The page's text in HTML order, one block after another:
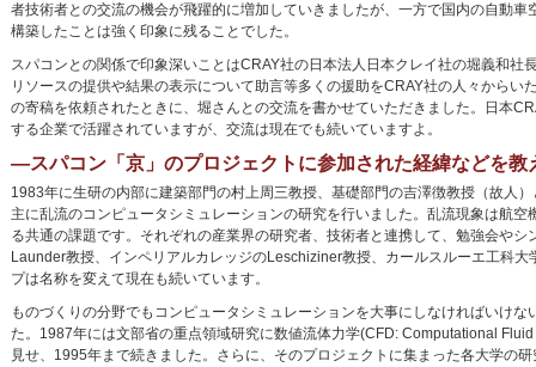
者技術者との交流の機会が飛躍的に増加していきましたが、一方で国内の自動
構築したことは強く印象に残ることでした。
スパコンとの関係で印象深いことはCRAY社の日本法人日本クレイ社の堀義和
リソースの提供や結果の表示について助言等多くの援助をCRAY社の人々から
の寄稿を依頼されたときに、堀さんとの交流を書かせていただきました。日本
する企業で活躍されていますが、交流は現在でも続いていますよ。
―スパコン「京」のプロジェクトに参加された経緯などを教
1983年に生研の内部に建築部門の村上周三教授、基礎部門の吉澤徴教授（故人
主に乱流のコンピュータシミュレーションの研究を行いました。乱流現象は航
る共通の課題です。それぞれの産業界の研究者、技術者と連携して、勉強会や
Launder教授、インペリアルカレッジのLeschiziner教授、カールスルーエ工科
プは名称を変えて現在も続いています。
ものづくりの分野でもコンピュータシミュレーションを大事にしなければいけ
た。1987年には文部省の重点領域研究に数値流体力学(CFD: Computational
見せ、1995年まで続きました。さらに、そのプロジェクトに集まった各大学の